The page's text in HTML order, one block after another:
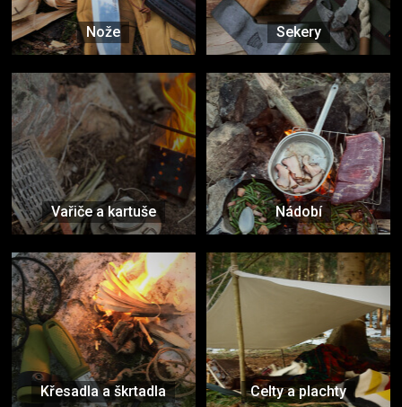
Nože Sekery
Vařiče a kartuše Nádobí
Křesadla a škrtadla Celty a plachty